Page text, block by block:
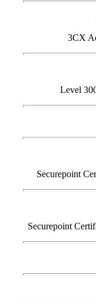
3CX
Level
Securepoint
Securepoint